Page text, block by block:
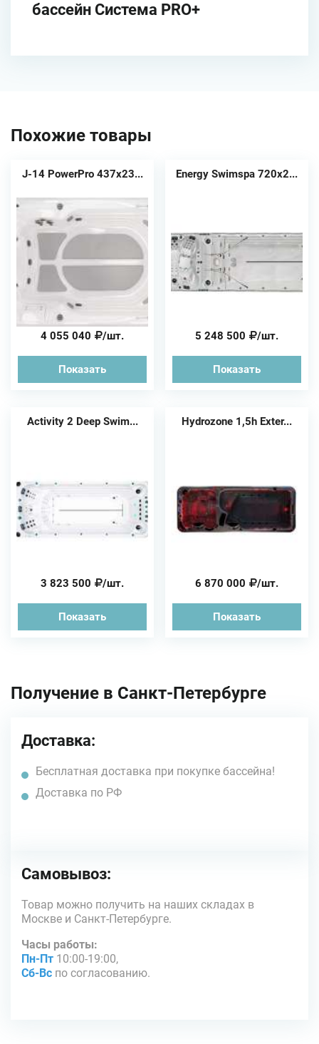
бассейн Система PRO+
Похожие товары
J-14 PowerPro 437x23...
4 055 040 /шт.
Показать
Energy Swimspa 720х2...
5 248 500 /шт.
Показать
Activity 2 Deep Swim...
3 823 500 /шт.
Показать
Hydrozone 1,5h Exter...
6 870 000 /шт.
Показать
Получение в Санкт-Петербурге
Доставка:
Бесплатная доставка при покупке бассейна!
Доставка по РФ
Самовывоз:
Товар можно получить на наших складах в
Москве и Санкт-Петербурге.
Часы работы:
Пн-Пт 10:00-19:00,
Сб-Вс по согласованию.